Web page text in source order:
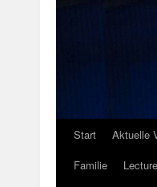
Start Aktuelle
Familie